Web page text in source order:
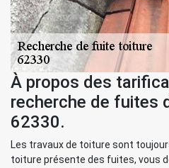
À propos des
recherche de fuites
62330.
Les travaux de toiture sont
toiture présente des fuites, vous